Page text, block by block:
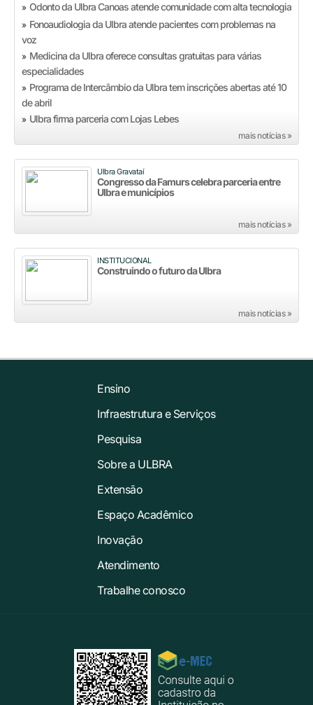
» Odonto da Ulbra Canoas atende comunidade com alta tecnologia
» Fonoaudiologia da Ulbra atende pacientes com problemas na
voz
» Medicina da Ulbra oferece consultas gratuitas para várias
especialidades
» Programa de Intercâmbio da Ulbra tem inscrições abertas até 10
de abril
» Ulbra firma parceria com Lojas Lebes
mais notícias »
Ulbra Gravataí
Congresso da Famurs celebra parceria entre
Ulbra e municípios
mais notícias »
INSTITUCIONAL
Construindo o futuro da Ulbra
mais notícias »
Ensino
Infraestrutura e Serviços
Pesquisa
Sobre a ULBRA
Extensão
Espaço Acadêmico
Inovação
Atendimento
Trabalhe conosco